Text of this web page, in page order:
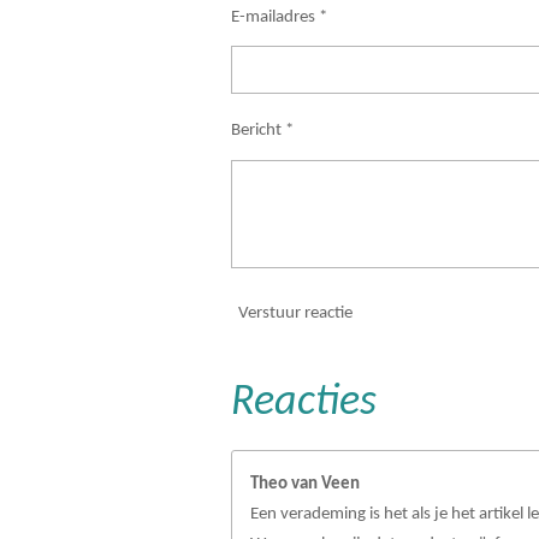
E-mailadres *
Bericht *
Verstuur reactie
Reacties
Theo van Veen
Een verademing is het als je het artikel